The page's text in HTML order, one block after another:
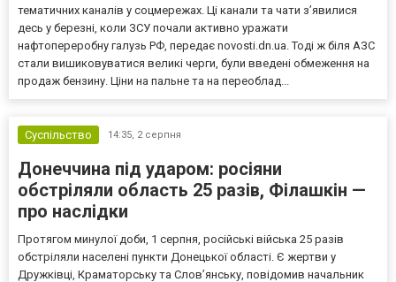
тематичних каналів у соцмережах. Ці канали та чати з’явилися
десь у березні, коли ЗСУ почали активно уражати
нафтопереробну галузь РФ, передає novosti.dn.ua. Тоді ж біля АЗС
стали вишиковуватися великі черги, були введені обмеження на
продаж бензину. Ціни на пальне та на переоблад...
Суспільство 14:35, 2 серпня
Донеччина під ударом: росіяни
обстріляли область 25 разів, Філашкін —
про наслідки
Протягом минулої доби, 1 серпня, російські війська 25 разів
обстріляли населені пункти Донецької області. Є жертви у
Дружківці, Краматорську та Слов’янську, повідомив начальник